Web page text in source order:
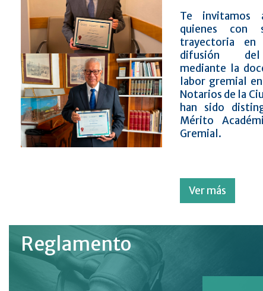
Te invitamos
quienes con
trayectoria
difusión
mediante la
labor gremial
Notarios de la
han sido
Mérito
Gremial.
Ver más
Reglamento